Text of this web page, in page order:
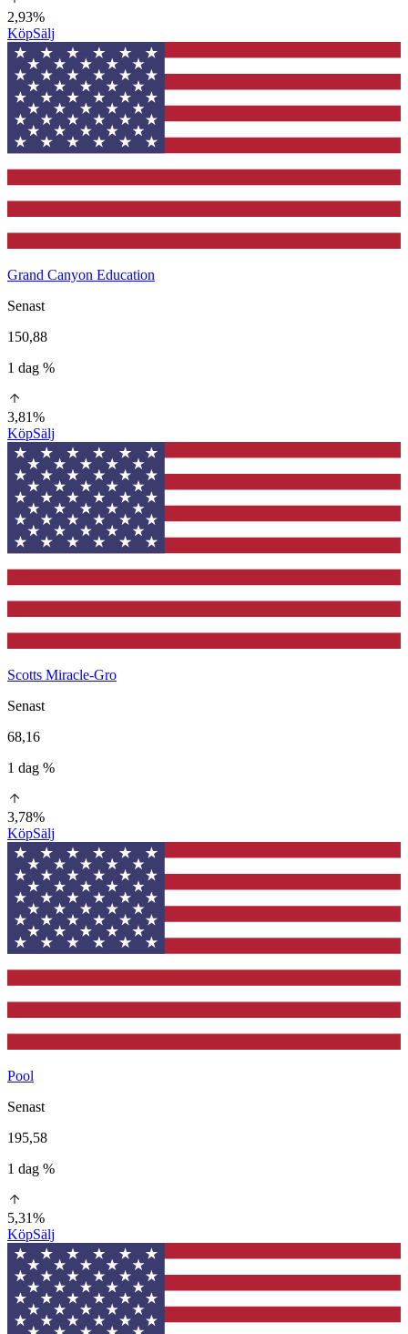
2,93%
KöpSälj
Grand Canyon Education
Senast
150,88
1 dag %
3,81%
KöpSälj
Scotts Miracle-Gro
Senast
68,16
1 dag %
3,78%
KöpSälj
Pool
Senast
195,58
1 dag %
5,31%
KöpSälj